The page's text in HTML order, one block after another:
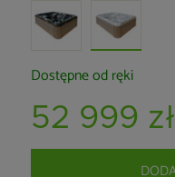
Dostępne od ręki
52 999 zł